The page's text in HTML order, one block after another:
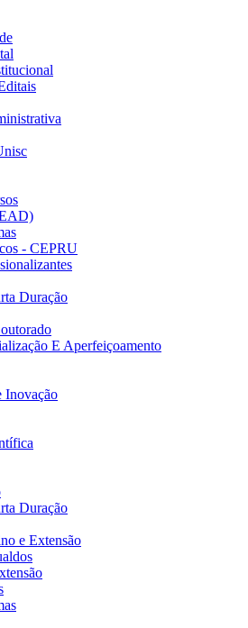
- CEPRU
Duração
E Aperfeiçoamento
Inovação
Duração
e Extensão